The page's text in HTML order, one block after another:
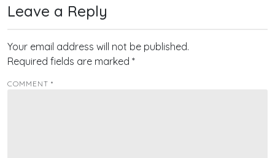
Leave a Reply
Your email address will not be published.
Required fields are marked *
COMMENT *